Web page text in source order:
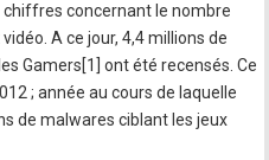
chiffres concernant le nombre
A ce jour, 4,4 millions de
Gamers[1] ont été recensés. Ce
; année au cours de laquelle
de malwares ciblant les jeux